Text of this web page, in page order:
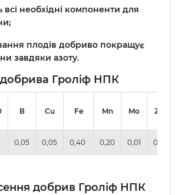
необхідні компоненти для
плодів добриво покращує
завдяки азоту.
Гроліф НПК
В Cu Fe Mn Mo Zn
0,05 0,05 0,40 0,20 0,01 0,4
добрив Гроліф НПК